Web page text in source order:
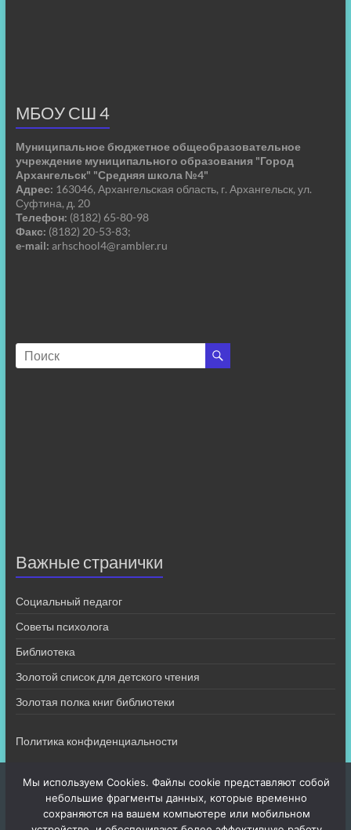
МБОУ СШ 4
Муниципальное бюджетное общеобразовательное
учреждение муниципального образования "Город
Архангельск" "Средняя школа №4"
Адрес: 163046, Архангельская область, г. Архангельск, ул.
Суфтина, д. 20
Телефон: (8182) 65-80-98
Факс: (8182) 20-53-83;
e-mail: arhschool4@rambler.ru
Важные странички
Социальный педагог
Советы психолога
Библиотека
Золотой список для детского чтения
Золотая полка книг библиотеки
Политика конфиденциальности
Мы используем Cookies. Файлы cookie представляют собой
небольшие фрагменты данных, которые временно
сохраняются на вашем компьютере или мобильном